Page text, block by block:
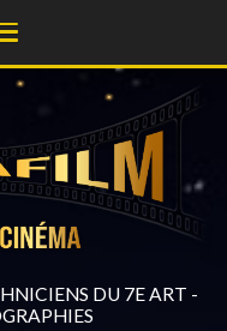
DU 7E ART -